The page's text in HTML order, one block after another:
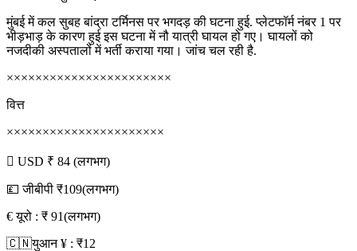
मुंबई में कल सुबह बांद्रा टर्मिनस पर भगदड़ की घटना हुई. प्लेटफॉर्म नंबर 1 पर
भीड़भाड़ के कारण हुई इस घटना में नौ यात्री घायल हो गए। घायलों को
नजदीकी अस्पतालों में भर्ती कराया गया। जांच चल रही है.
×××××××××××××××××××××××
वित्त
××××××××××××××××××××××
 USD ₹ 84 (लगभग)
💷 जीबीपी ₹109(लगभग)
€ यूरो : ₹ 91(लगभग)
🇨🇳युआन ¥ : ₹12